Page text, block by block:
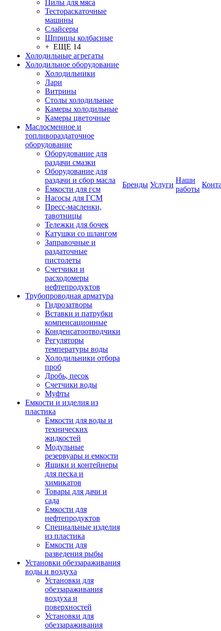
Пилы для мяса
Тестораскаточные
машины
Слайсеры
Шприцы колбасные
+ ЕЩЕ 14
Холодильные агрегаты
Холодильное оборудование
Холодильники
Лари
Витрины
Столы холодильные
Камеры холодильные
Камеры цветочные
Маслосменное и
топливораздаточное
оборудование
Оборудование для
раздачи смазки
Оборудование для
раздачи и сбор масла
Ёмкости для гсм
Насосы для ГСМ
Пресс-масленки,
тавотницы
Тележки для бочек
Катушки со шлангом
Заправочные и
раздаточные
пистолеты
Счетчики и
расходомеры
нефтепродуктов
Трубопроводная арматура
Гидрозатворы
Вставки и патрубки
компенсационные
Конденсатоотводчики
Регуляторы
температуры воды
Холодильники отбора
проб
Дробь, песок
Счетчики воды
Муфты
Емкости и изделия из
пластика
Емкости для воды и
технических
жидкостей
Модульные
резервуары и емкости
Ящики и контейнеры
для песка и
химикатов
Товары для дачи и
сада
Емкости для
нефтепродуктов
Специальные изделия
из пластика
Емкости для
разведения рыбы
Установки обеззараживания
воды и воздуха
Установки для
обеззараживания
воздуха и
поверхностей
Установки для
обеззараживания
Бренды Услуги
Наши
работы